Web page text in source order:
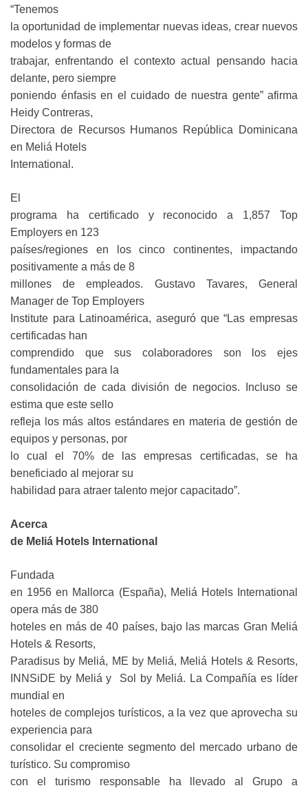
“Tenemos
la oportunidad de implementar nuevas ideas, crear nuevos
modelos y formas de
trabajar, enfrentando el contexto actual pensando hacia
delante, pero siempre
poniendo énfasis en el cuidado de nuestra gente” afirma
Heidy Contreras,
Directora de Recursos Humanos República Dominicana
en Meliá Hotels
International.
El
programa ha certificado y reconocido a 1,857 Top
Employers en 123
países/regiones en los cinco continentes, impactando
positivamente a más de 8
millones de empleados. Gustavo Tavares, General
Manager de Top Employers
Institute para Latinoamérica, aseguró que “Las empresas
certificadas han
comprendido que sus colaboradores son los ejes
fundamentales para la
consolidación de cada división de negocios. Incluso se
estima que este sello
refleja los más altos estándares en materia de gestión de
equipos y personas, por
lo cual el 70% de las empresas certificadas, se ha
beneficiado al mejorar su
habilidad para atraer talento mejor capacitado”.
Acerca
de Meliá Hotels International
Fundada
en 1956 en Mallorca (España), Meliá Hotels International
opera más de 380
hoteles en más de 40 países, bajo las marcas Gran Meliá
Hotels & Resorts,
Paradisus by Meliá, ME by Meliá, Meliá Hotels & Resorts,
INNSiDE by Meliá y Sol by Meliá. La Compañía es líder
mundial en
hoteles de complejos turísticos, a la vez que aprovecha su
experiencia para
consolidar el creciente segmento del mercado urbano de
turístico. Su compromiso
con el turismo responsable ha llevado al Grupo a